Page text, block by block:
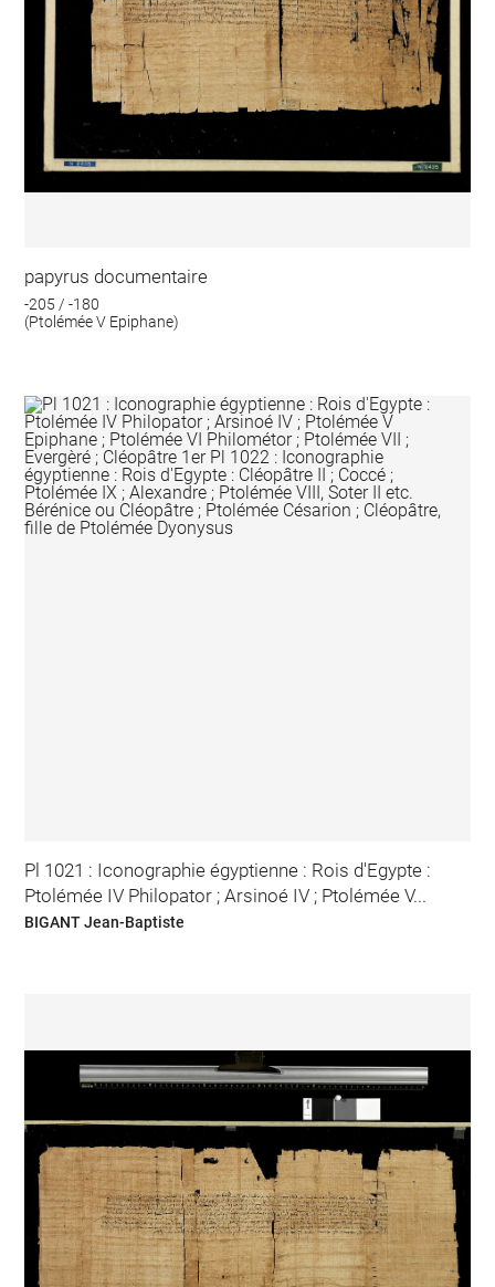
papyrus documentaire
-205 / -180
(Ptolémée V Epiphane)
Pl 1021 : Iconographie égyptienne : Rois d'Egypte :
Ptolémée IV Philopator ; Arsinoé IV ; Ptolémée V...
BIGANT Jean-Baptiste